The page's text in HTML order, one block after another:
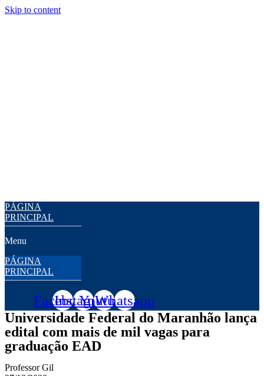
Skip to content
PÁGINA
PRINCIPAL
Menu
PÁGINA
PRINCIPAL
Facebook
Instagram
Youtube
Whatsapp
Universidade Federal do Maranhão lança
edital com mais de mil vagas para
graduação EAD
Professor Gil